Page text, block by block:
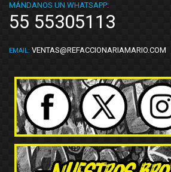
MÁNDANOS UN WHATSAPP:
55 55305113
EMAIL: VENTAS@REFACCIONARIAMARIO.COM